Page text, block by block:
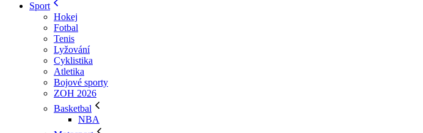
Sport
Hokej
Fotbal
Tenis
Lyžování
Cyklistika
Atletika
Bojové sporty
ZOH 2026
Basketbal
NBA